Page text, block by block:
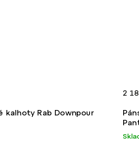
kalhoty Rab Downpour